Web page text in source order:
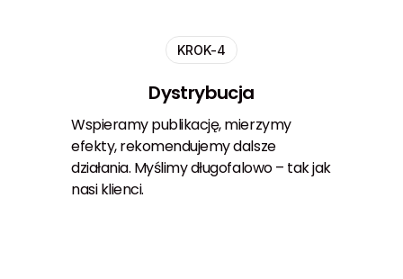
KROK-4
Dystrybucja
Wspieramy publikację, mierzymy
efekty, rekomendujemy dalsze
działania. Myślimy długofalowo – tak jak
nasi klienci.